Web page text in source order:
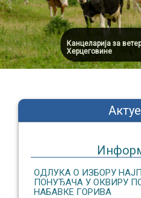
Канцеларија за
Херцеговине
ОДЛУКА О ИЗБОРУ
ПОНУЂАЧА У ОКВИРУ
НАБАВКЕ ГОРИВА